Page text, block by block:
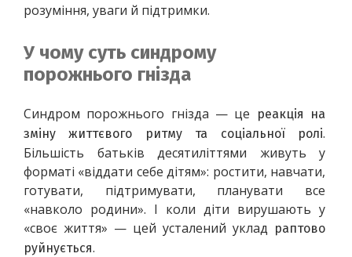
розуміння, уваги й підтримки.
У чому суть синдрому
порожнього гнізда
Синдром порожнього гнізда — це
реакція на
зміну життєвого ритму та соціальної ролі.
Більшість батьків десятиліттями живуть у
форматі «віддати себе дітям»: ростити, навчати,
готувати, підтримувати, планувати все
«навколо родини». І коли діти вирушають у
«своє життя» — цей усталений уклад раптово
руйнується.